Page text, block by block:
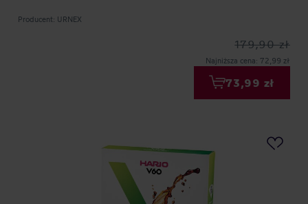
Producent: URNEX
179,90 zł
Najniższa cena: 72,99 zł
73,99 zł